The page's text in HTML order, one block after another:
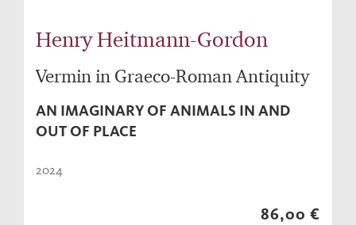
Henry Heitmann-Gordon
Vermin in Graeco-Roman Antiquity
AN IMAGINARY OF ANIMALS IN AND
OUT OF PLACE
2024
86,00 €